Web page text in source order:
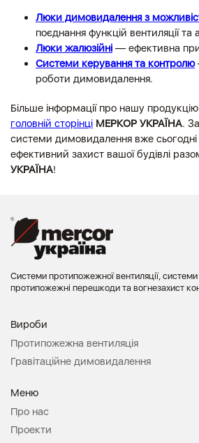
Люки димовидалення з
поєднання функцій вентиляції та
Люки жалюзійні — ефективна
Системи керування та контролю
роботи димовидалення.
Більше інформації про нашу
головній сторінці МЕРКОР УКРАЇНА.
системи димовидалення вже сьогодні
ефективний захист вашої будівлі
УКРАЇНА!
Системи протипожежної вентиляції,
протипожежні перешкоди та вогнезахист
Вироби
Протипожежна вентиляція
Гравітаційне димовидалення
Меню
Про нас
Проекти